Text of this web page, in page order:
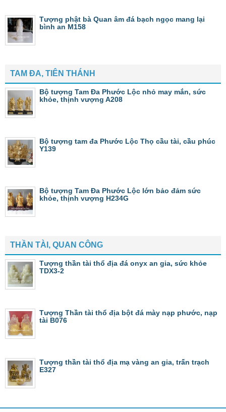
Tượng phật bà Quan âm đá bạch ngọc mang lại
bình an M158
TAM ĐA, TIÊN THÁNH
Bộ tượng Tam Đa Phước Lộc nhỏ may mắn, sức
khỏe, thịnh vượng A208
Bộ tượng tam đa Phước Lộc Thọ cầu tài, cầu phúc
Y139
Bộ tượng Tam Đa Phước Lộc lớn bảo đảm sức
khỏe, thịnh vượng H234G
THẦN TÀI, QUAN CÔNG
Tượng thần tài thổ địa đá onyx an gia, sức khỏe
TDX3-2
Tượng Thần tài thổ địa bột đá mày nạp phước, nạp
tài B076
Tượng thần tài thổ địa mạ vàng an gia, trấn trạch
E327